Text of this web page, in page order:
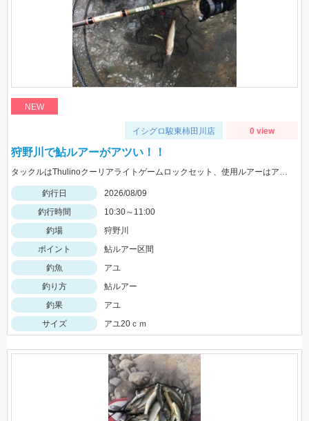
NEW
イシグロ駿東柿田川店 0 view
狩野川で鮎ルアーがアツい！！
タックルはThulinoクーリアライトゲームロックセット、使用ルアーはアイマ祈晴(キハル)MD75F。20cm超え多くハリ飛ばされました。
釣行日
2026/08/09
釣行時間
10:30～11:00
釣場
狩野川
ポイント
鮎ルアー区間
釣魚
アユ
釣り方
鮎ルアー
釣果
アユ
サイズ
アユ20ｃｍ